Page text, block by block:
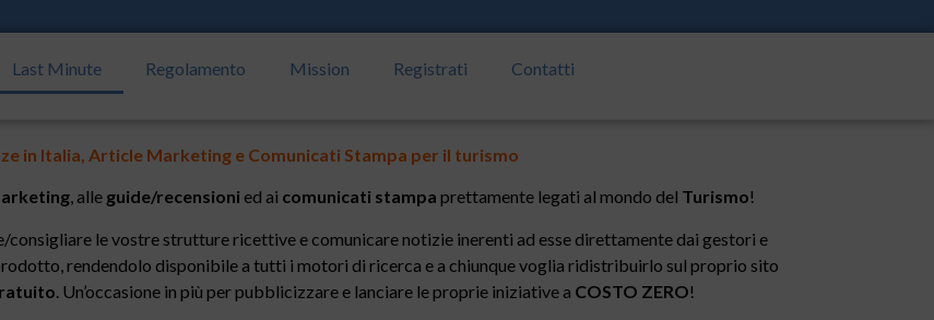
Last Minute Regolamento Mission Registrati Contatti
in Italia, Article Marketing e Comunicati Stampa per il turismo
, alle guide/recensioni ed ai comunicati stampa prettamente legati al mondo del Turismo!
le vostre strutture ricettive e comunicare notizie inerenti ad esse direttamente dai gestori e
rendendolo disponibile a tutti i motori di ricerca e a chiunque voglia ridistribuirlo sul proprio sito
. Un’occasione in più per pubblicizzare e lanciare le proprie iniziative a COSTO ZERO!